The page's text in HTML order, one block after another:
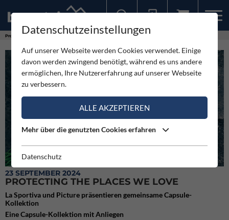
Produkte
La Sportiva und Picture präsentieren gemeinsame Capsule-Kollektion
23 SEPTEMBER 2024
PROTECTING THE PLACES WE LOVE
La Sportiva und Picture präsentieren gemeinsame Capsule-
Kollektion
Eine Capsule-Kollektion mit Anliegen
Datenschutzeinstellungen
Auf unserer Webseite werden Cookies verwendet. Einige
davon werden zwingend benötigt, während es uns andere
ermöglichen, Ihre Nutzererfahrung auf unserer Webseite
zu verbessern.
ALLE AKZEPTIEREN
Mehr über die genutzten Cookies erfahren
Datenschutz